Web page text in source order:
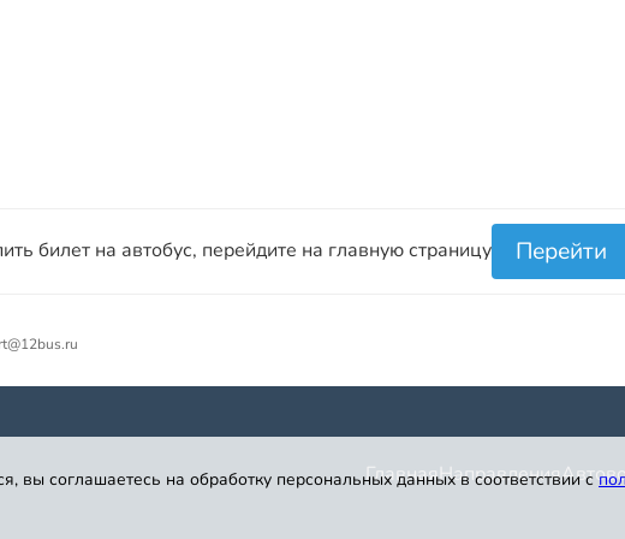
билет на автобус, перейдите на главную страницу Перейти
ГлавнаяНаправления
вы соглашаетесь на обработку персональных данных в соответствии с